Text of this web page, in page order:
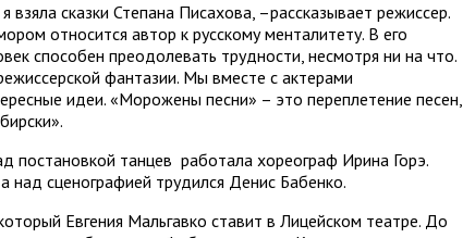
сказки Степана Писахова, –рассказывает режиссер.
относится автор к русскому менталитету. В его
способен преодолевать трудности, несмотря ни на что.
фантазии. Мы вместе с актерами
идеи. «Морожены песни» – это переплетение песен,
постановкой танцев работала хореограф Ирина Горэ.
над сценографией трудился Денис Бабенко.
Евгения Мальгавко ставит в Лицейском театре. До